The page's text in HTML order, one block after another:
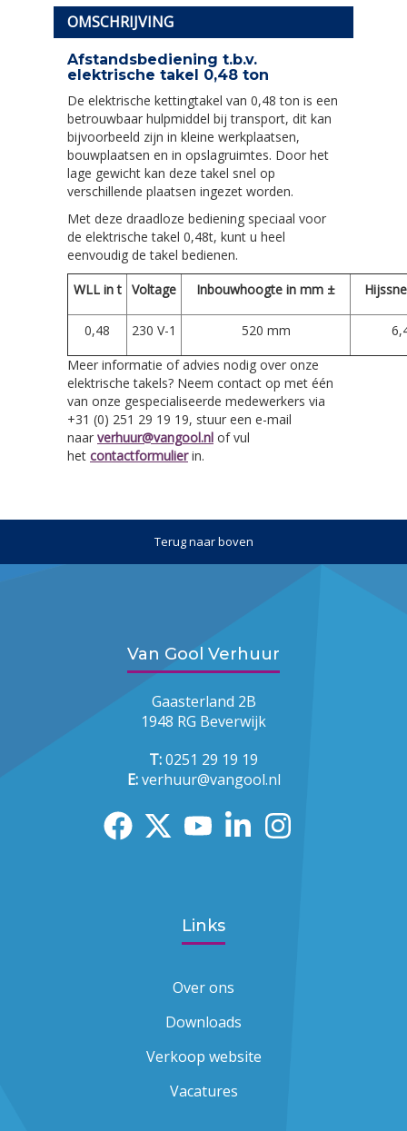
OMSCHRIJVING
Afstandsbediening t.b.v.
elektrische takel 0,48 ton
De elektrische kettingtakel van 0,48 ton is een
betrouwbaar hulpmiddel bij transport, dit kan
bijvoorbeeld zijn in kleine werkplaatsen,
bouwplaatsen en in opslagruimtes. Door het
lage gewicht kan deze takel snel op
verschillende plaatsen ingezet worden.
Met deze draadloze bediening speciaal voor
de elektrische takel 0,48t, kunt u heel
eenvoudig de takel bedienen.
WLL in t
Voltage Inbouwhoogte in mm ±
0,48 230 V-1 520 mm
Meer informatie of advies nodig over onze
elektrische takels? Neem contact op met één
van onze gespecialiseerde medewerkers via
+31 (0) 251 29 19 19, stuur een e-mail
naar verhuur@vangool.nl of vul
het contactformulierin.
Terug naar boven
Van Gool Verhuur
Gaasterland 2B
1948 RG Beverwijk
T:0251 29 19 19
E:verhuur@vangool.nl
Links
Over ons
Downloads
Verkoop website
Vacatures